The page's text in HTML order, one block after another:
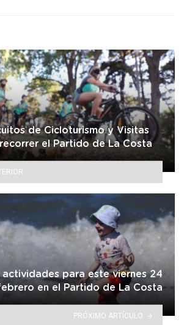
de Cicloturismo y Visitas
el Partido de La Costa
para este viernes 24
en el Partido de La Costa
PRÓXIMO ARTÍCULO